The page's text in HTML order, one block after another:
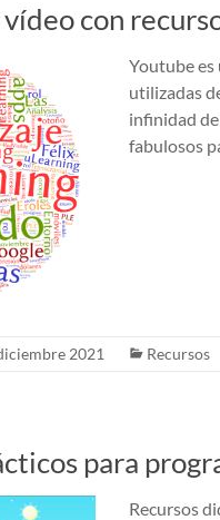
con
Youtube es
utilizadas
infinidad
fabulosos
2021 Recursos
para
Recursos